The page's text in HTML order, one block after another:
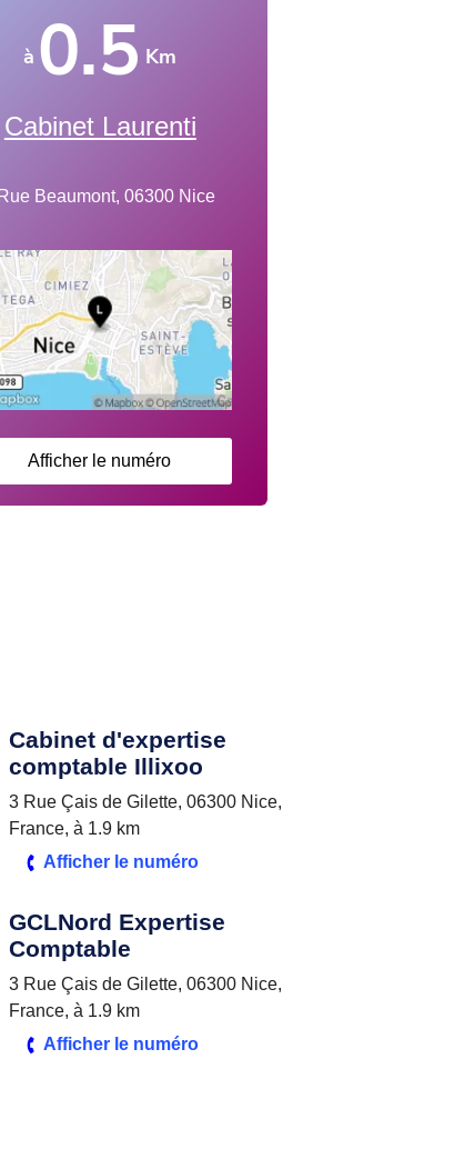
à 0.5 Km
Cabinet Laurenti
Beaumont, 06300 Nice
Afficher le numéro
Cabinet d'expertise
comptable Illixoo
3 Rue Çais de Gilette, 06300 Nice,
France, à 1.9 km
Afficher le numéro
GCLNord Expertise
Comptable
3 Rue Çais de Gilette, 06300 Nice,
France, à 1.9 km
Afficher le numéro